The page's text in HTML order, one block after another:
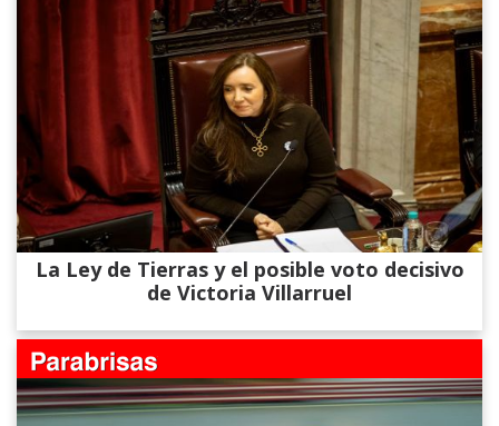
La Ley de Tierras y el posible voto decisivo
de Victoria Villarruel